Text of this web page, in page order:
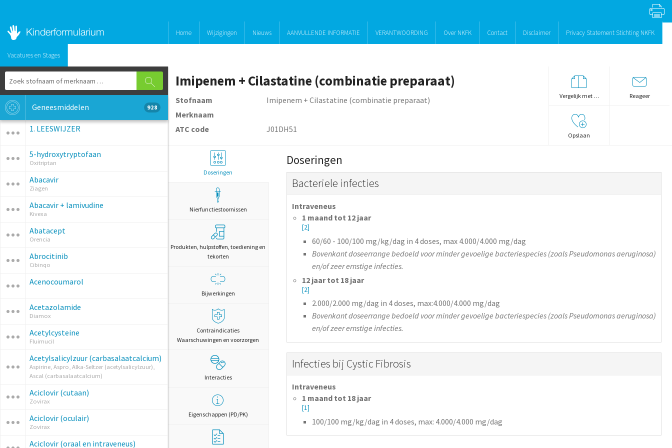
Home Wijzigingen Nieuws AANVULLENDE INFORMATIE VERANTWOORDING Over NKFK Contact Disclaimer Privacy Statement Stichting NKFK
Vacatures en Stages
Geneesmiddelen 928
1. LEESWIJZER
5-hydroxytryptofaan
Oxitriptan
Abacavir
Ziagen
Abacavir + lamivudine
Kivexa
Abatacept
Orencia
Abrocitinib
Cibinqo
Acenocoumarol
Acetazolamide
Diamox
Acetylcysteine
Fluimucil
Acetylsalicylzuur (carbasalaatcalcium)
Aspirine, Aspro, Alka-Seltzer (acetylsalicylzuur),
Ascal (carbasalaatcalcium)
Aciclovir (cutaan)
Zovirax
Aciclovir (oculair)
Zovirax
Aciclovir (oraal en intraveneus)
Imipenem + Cilastatine (combinatie preparaat)
Stofnaam
Imipenem + Cilastatine (combinatie preparaat)
Merknaam
ATC code
J01DH51
Vergelijk met … Reageer
Opslaan
Doseringen
Nierfunctiestoornissen
Produkten, hulpstoffen, toediening en
tekorten
Bijwerkingen
Contraindicaties
Waarschuwingen en voorzorgen
Interacties
Eigenschappen (PD/PK)
Doseringen
Bacteriele infecties
Intraveneus
1 maand tot 12 jaar
[2]
60/60 - 100/100 mg/kg/dag in 4 doses, max 4.000/4.000 mg/dag
Bovenkant doseerrange bedoeld voor minder gevoelige bacteriespecies (zoals Pseudomonas aeruginosa)
en/of zeer ernstige infecties.
12 jaar tot 18 jaar
[2]
2.000/2.000 mg/dag in 4 doses, max:4.000/4.000 mg/dag
Bovenkant doseerrange bedoeld voor minder gevoelige bacteriespecies (zoals Pseudomonas aeruginosa)
en/of zeer ernstige infecties.
Infecties bij Cystic Fibrosis
Intraveneus
1 maand tot 18 jaar
[1]
100/100 mg/kg/dag in 4 doses, max: 4.000/4.000 mg/dag